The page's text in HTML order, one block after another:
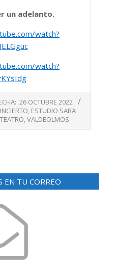
un adelanto.
watch?
watch?
26 OCTUBRE 2022
, ESTUDIO SARA
TEATRO,VALDEOLMOS
EN TU CORREO